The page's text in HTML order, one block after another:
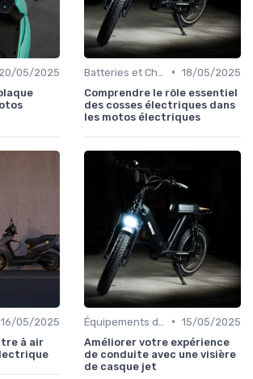
20/05/2025
• 18/05/2025
Comprendre le rôle essentiel
des cosses électriques dans
les motos électriques
16/05/2025
à air
• 15/05/2025
Améliorer votre expérience
de conduite avec une visière
de casque jet